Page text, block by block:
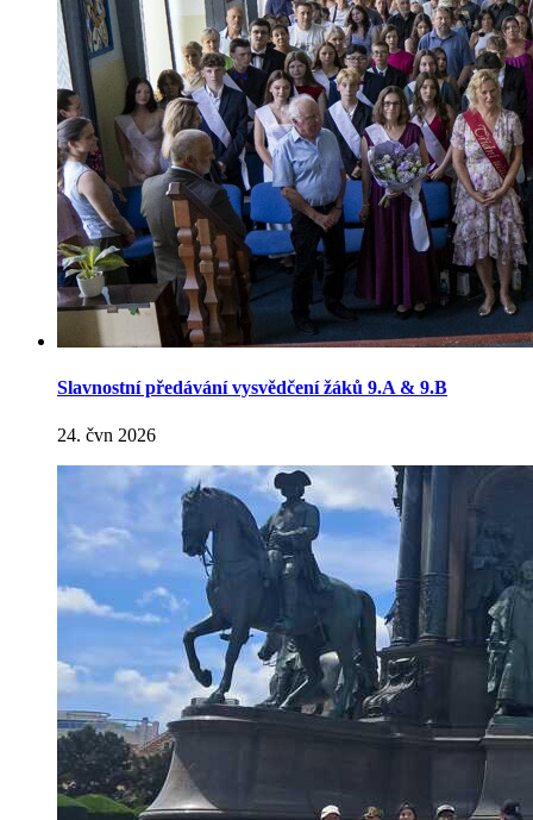
Slavnostní předávání vysvědčení žáků 9.A & 9.B
24. čvn 2026